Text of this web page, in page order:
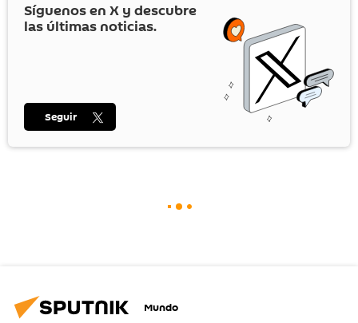
Síguenos en X y descubre
las últimas noticias.
Seguir
Mundo